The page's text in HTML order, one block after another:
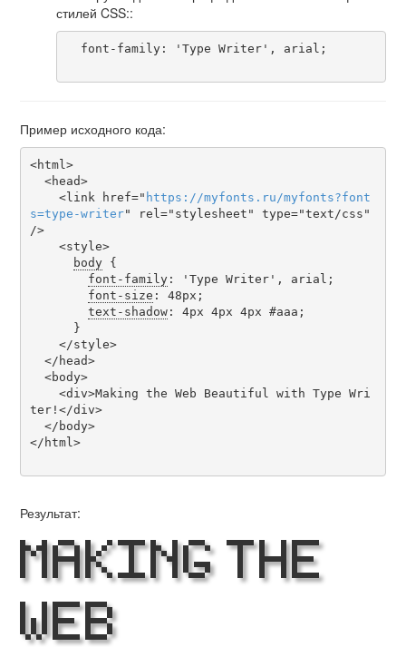
стилей CSS::
Пример исходного кода:
<html>
    <link href="
https ://myfonts . ru /myfonts?font
s=type-writer" rel="stylesheet" type="text/css"
/>
body {
font-family: 'Type Writer', arial;
font-size : 48px;
text-shadow: 4px 4px 4px #aaa;
ter!</div>
</html>
Результат:
Making the
Web